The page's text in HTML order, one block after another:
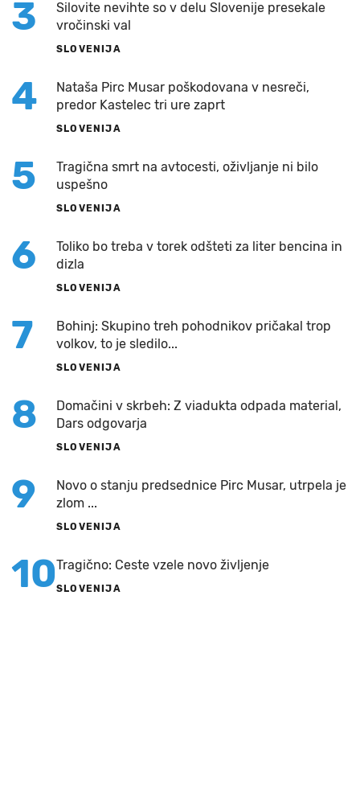
3
Silovite nevihte so v delu Slovenije presekale
vročinski val
SLOVENIJA
4
Nataša Pirc Musar poškodovana v nesreči,
predor Kastelec tri ure zaprt
SLOVENIJA
5
Tragična smrt na avtocesti, oživljanje ni bilo
uspešno
SLOVENIJA
6
Toliko bo treba v torek odšteti za liter bencina in
dizla
SLOVENIJA
7
Bohinj: Skupino treh pohodnikov pričakal trop
volkov, to je sledilo...
SLOVENIJA
8
Domačini v skrbeh: Z viadukta odpada material,
Dars odgovarja
SLOVENIJA
9
Novo o stanju predsednice Pirc Musar, utrpela je
zlom ...
SLOVENIJA
10Tragično: Ceste vzele novo življenje
SLOVENIJA